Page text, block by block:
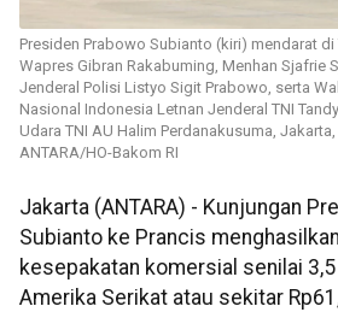
Presiden Prabowo Subianto (kiri) mendarat
Wapres Gibran Rakabuming, Menhan Sjafrie
Jenderal Polisi Listyo Sigit Prabowo, serta
Nasional Indonesia Letnan Jenderal TNI
Udara TNI AU Halim Perdanakusuma,
ANTARA/HO-Bakom RI
Jakarta (ANTARA) - Kunjungan
Subianto ke Prancis
kesepakatan komersial senilai
Amerika Serikat atau sekitar